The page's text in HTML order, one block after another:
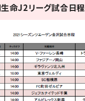
命J2リーグ試合日程